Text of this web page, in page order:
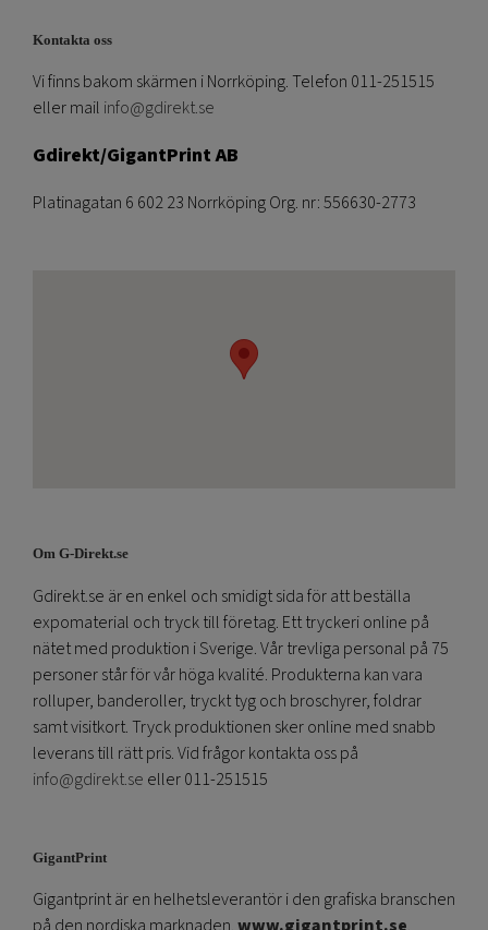
Kontakta oss
Vi finns bakom skärmen i Norrköping. Telefon 011-251515
eller mail info@gdirekt.se
Gdirekt/GigantPrint AB
Platinagatan 6 602 23 Norrköping Org. nr: 556630-2773
Om G-Direkt.se
Gdirekt.se är en enkel och smidigt sida för att beställa
expomaterial och tryck till företag. Ett tryckeri online på
nätet med produktion i Sverige. Vår trevliga personal på 75
personer står för vår höga kvalité. Produkterna kan vara
rolluper, banderoller, tryckt tyg och broschyrer, foldrar
samt visitkort. Tryck produktionen sker online med snabb
leverans till rätt pris. Vid frågor kontakta oss på
info@gdirekt.se eller 011-251515
GigantPrint
Gigantprint är en helhetsleverantör i den grafiska branschen